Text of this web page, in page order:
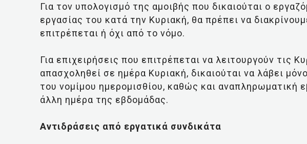
Για τον υπολογισμό της αμοιβής που δικαιούται ο
εργασίας του κατά την Κυριακή, θα πρέπει να
επιτρέπεται ή όχι από το νόμο.
Για επιχειρήσεις που επιτρέπεται να λειτουργούν τις
απασχοληθεί σε ημέρα Κυριακή, δικαιούται να λάβει
του νομίμου ημερομισθίου, καθώς και αναπληρωματική
άλλη ημέρα της εβδομάδας.
Αντιδράσεις από εργατικά συνδικάτα